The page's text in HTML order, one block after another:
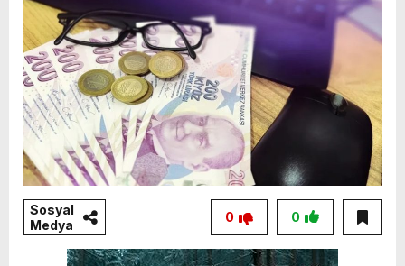
Sosyal
Medya
0
0